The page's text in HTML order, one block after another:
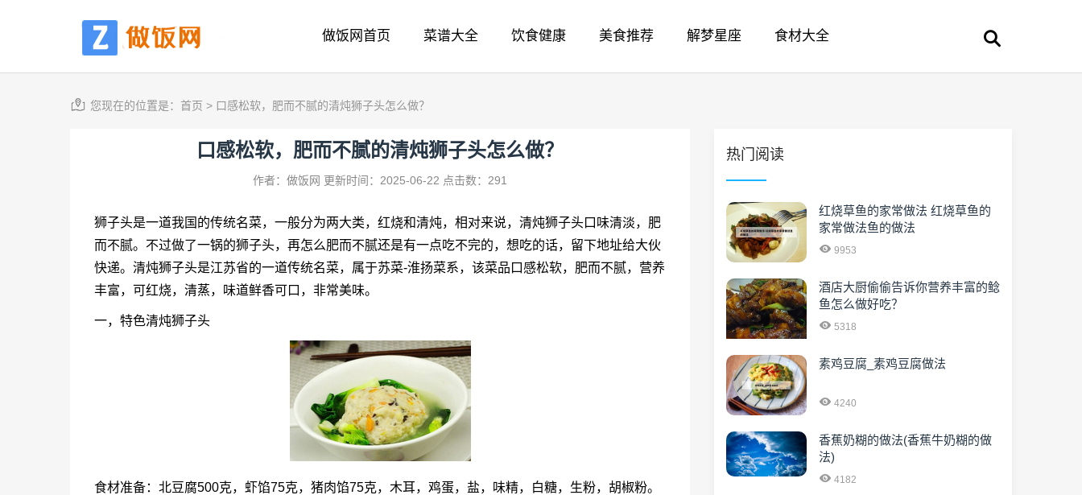
做饭网首页 菜谱大全 饮食健康 美食推荐 解梦星座 食材大全
您现在的位置是： 首页 > 口感松软，肥而不腻的清炖狮子头怎么做？
口感松软，肥而不腻的清炖狮子头怎么做？
作者：做饭网 更新时间：2025-06-22 点击数：291
狮子头是一道我国的传统名菜，一般分为两大类，红烧和清炖，相对来说，清炖狮子头口味清淡，肥
而不腻。不过做了一锅的狮子头，再怎么肥而不腻还是有一点吃不完的，想吃的话，留下地址给大伙
快递。清炖狮子头是江苏省的一道传统名菜，属于苏菜-淮扬菜系，该菜品口感松软，肥而不腻，营养
丰富，可红烧，清蒸，味道鲜香可口，非常美味。
一，特色清炖狮子头
食材准备：北豆腐500克，虾馅75克，猪肉馅75克，木耳，鸡蛋，盐，味精，白糖，生粉，胡椒粉。
热门阅读
红烧草鱼的家常做法 红烧草鱼的
家常做法鱼的做法
9953
酒店大厨偷偷告诉你营养丰富的鲶
鱼怎么做好吃？
5318
素鸡豆腐_素鸡豆腐做法
4240
香蕉奶糊的做法(香蕉牛奶糊的做
法)
4182